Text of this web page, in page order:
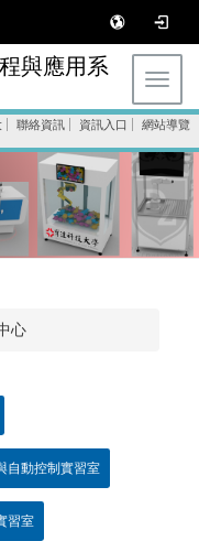
與應用系
聯絡資訊 資訊入口 網站導覽
心
自動控制實習室
習室